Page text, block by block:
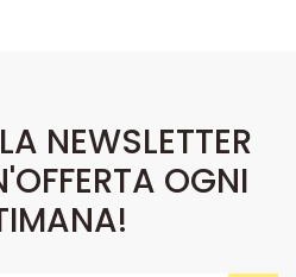
NEWSLETTER
OGNI